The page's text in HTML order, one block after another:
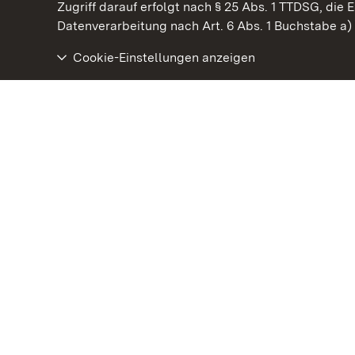
Zugriff darauf erfolgt nach § 25 Abs. 1 TTDSG, die
Datenverarbeitung nach Art. 6 Abs. 1 Buchstabe a)
Cookie-Einstellungen anzeigen
Kommen. Staunen. Genießen.